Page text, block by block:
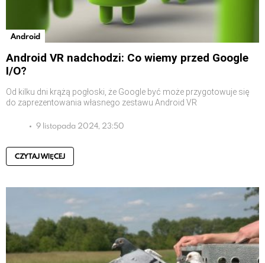
Android
Android VR nadchodzi: Co wiemy przed Google
I/O?
Od kilku dni krążą pogłoski, że Google być może przygotowuje się
do zaprezentowania własnego zestawu Android VR
9 listopada 2024, 23:50
CZYTAJ WIĘCEJ